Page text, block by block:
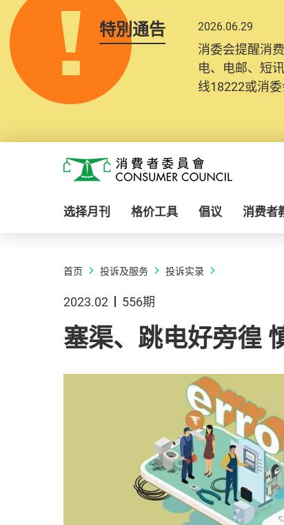
特別通告 2026.06.29
消委会提醒消
电、电邮、短
线18222或消委
消费者委员会
选择月刊 格价工具 倡议 消费者
首页 投诉及服务 投诉实录
2023.02 556期
塞渠、跳电好旁徨